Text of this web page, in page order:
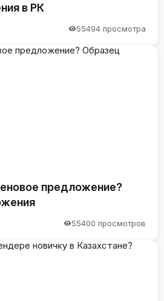
в РК
55494 просмотра
предложение?
55400 просмотров